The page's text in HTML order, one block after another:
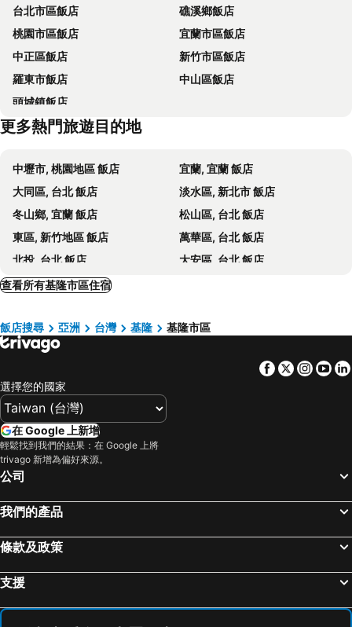
碩美精品旅店
Hotel Lee-Chan
The Landis Taipei
洛碁大飯店忠孝館
台北國聯大飯店
台北美侖大飯店
Santos Hotel
Hope City Minsheng Hotel
Fushin No. 2
城市商旅台北南東館
凱統大飯店
Regent Taipei By Ihg
和苑三井花園飯店 台北忠孝
歐華酒店
老爺大酒店
沃田旅店
Royal Jade Boutique Hotel
阿樹國際旅店
Fu Chia Hotel
Jinhwa Hotel
Fuchia
Sunrise Business Keelung
LYU WUN HOTEL
Star Hotel Keelung
Keebe Hotel
Huadu Hotel
Just Live Inn
K Hotel Keelung
Ever Spring
誠品行旅
MY HOTEL, Anting Taipei Business Hotel
Adagio JinGuaShi
台北威斯汀六福皇宮
烏來溫泉
饒河街觀光夜市
景美捷運站
桃園火車站
礁溪車站
捷運圓山站
七堵車站
基隆車站
東湖捷運站
大湖公園捷運站
亞東醫院捷運站
江子翠捷運站
臺灣孔廟
行天宮
宜蘭福山植物園
台北市區飯店
礁溪鄉飯店
桃園市區飯店
宜蘭市區飯店
中正區飯店
新竹市區飯店
羅東市飯店
中山區飯店
頭城鎮飯店
更多熱門旅遊目的地
中壢市, 桃園地區 飯店
宜蘭, 宜蘭 飯店
大同區, 台北 飯店
淡水區, 新北市 飯店
冬山鄉, 宜蘭 飯店
松山區, 台北 飯店
東區, 新竹地區 飯店
萬華區, 台北 飯店
北投, 台北 飯店
大安區, 台北 飯店
瑞芳區, 新北市 飯店
新店區, 新北市 飯店
中和區, 新北市 飯店
士林區, 台北 飯店
蘇澳鎮, 宜蘭 飯店
台北市區, 台北 飯店
桃園市區, 桃園地區 飯店
中正區, 台北 飯店
羅東市, 宜蘭 飯店
台南市區, 台南地區 飯店
嘉義市區, 嘉義 飯店
查看所有基隆市區住宿
飯店搜尋 亞洲 台灣 基隆 基隆市區
Facebook
Twitter
選擇您的國家
在 Google 上新增
輕鬆找到我們的結果：在 Google 上將
trivago 新增為偏好來源。
公司
我們的產品
條款及政策
支援